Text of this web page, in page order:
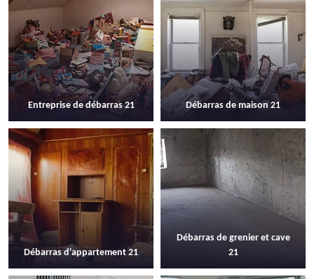
Entreprise de débarras 21 Débarras de maison 21
Débarras d'appartement 21
Débarras de grenier et cave
21